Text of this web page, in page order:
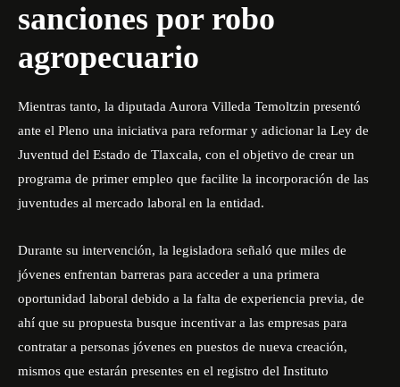
sanciones por robo
agropecuario
Mientras tanto, la diputada Aurora Villeda Temoltzin presentó
ante el Pleno una iniciativa para reformar y adicionar la Ley de
Juventud del Estado de Tlaxcala, con el objetivo de crear un
programa de primer empleo que facilite la incorporación de las
juventudes al mercado laboral en la entidad.
Durante su intervención, la legisladora señaló que miles de
jóvenes enfrentan barreras para acceder a una primera
oportunidad laboral debido a la falta de experiencia previa, de
ahí que su propuesta busque incentivar a las empresas para
contratar a personas jóvenes en puestos de nueva creación,
mismos que estarán presentes en el registro del Instituto